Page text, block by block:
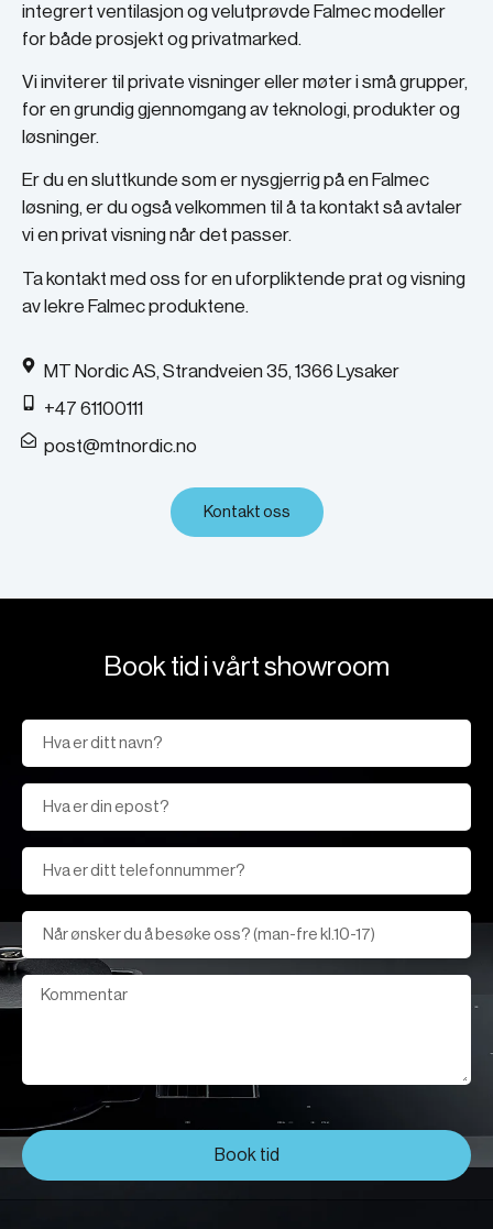
integrert ventilasjon og velutprøvde Falmec modeller
for både prosjekt og privatmarked.
Vi inviterer til private visninger eller møter i små grupper,
for en grundig gjennomgang av teknologi, produkter og
løsninger.
Er du en sluttkunde som er nysgjerrig på en Falmec
løsning, er du også velkommen til å ta kontakt så avtaler
vi en privat visning når det passer.
Ta kontakt med oss for en uforpliktende prat og visning
av lekre Falmec produktene.
MT Nordic AS, Strandveien 35, 1366 Lysaker
+47 61100111
post@mtnordic.no
Kontakt oss
Book tid i vårt showroom
Book tid